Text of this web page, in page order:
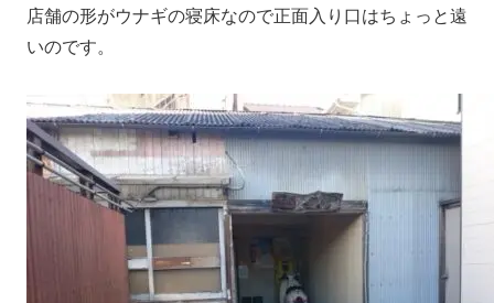
店舗の形がウナギの寝床なので正面入り口はちょっと遠
いのです。